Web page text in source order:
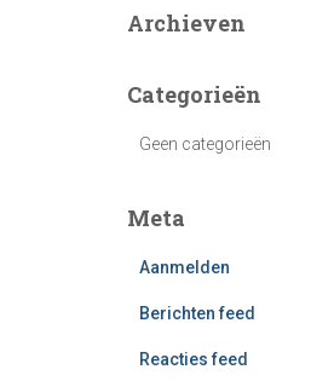
n
r
Archieven
Categorieën
Geen categorieën
Meta
Aanmelden
Berichten feed
Reacties feed